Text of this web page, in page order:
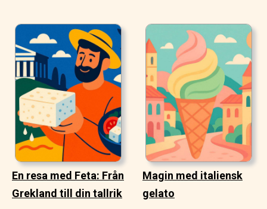
En resa med Feta: Från
Grekland till din tallrik
Magin med italiensk
gelato